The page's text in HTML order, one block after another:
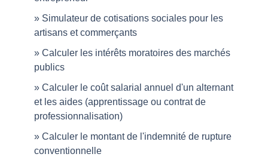
Simulateur de cotisations sociales pour les
artisans et commerçants
Calculer les intérêts moratoires des marchés
publics
Calculer le coût salarial annuel d'un alternant
et les aides (apprentissage ou contrat de
professionnalisation)
Calculer le montant de l'indemnité de rupture
conventionnelle